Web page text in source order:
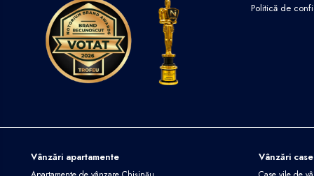
Politică de
Vânzări apartamente Vânzări